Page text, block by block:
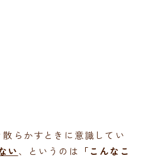
らかすときに意識してい
い、というのは 「こんなこ